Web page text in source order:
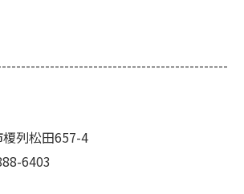
列松田657-4
6403